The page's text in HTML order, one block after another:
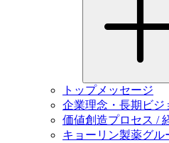
トップメッセージ
企業理念・長期ビジ
価値創造プロセス /
キョーリン製薬グル